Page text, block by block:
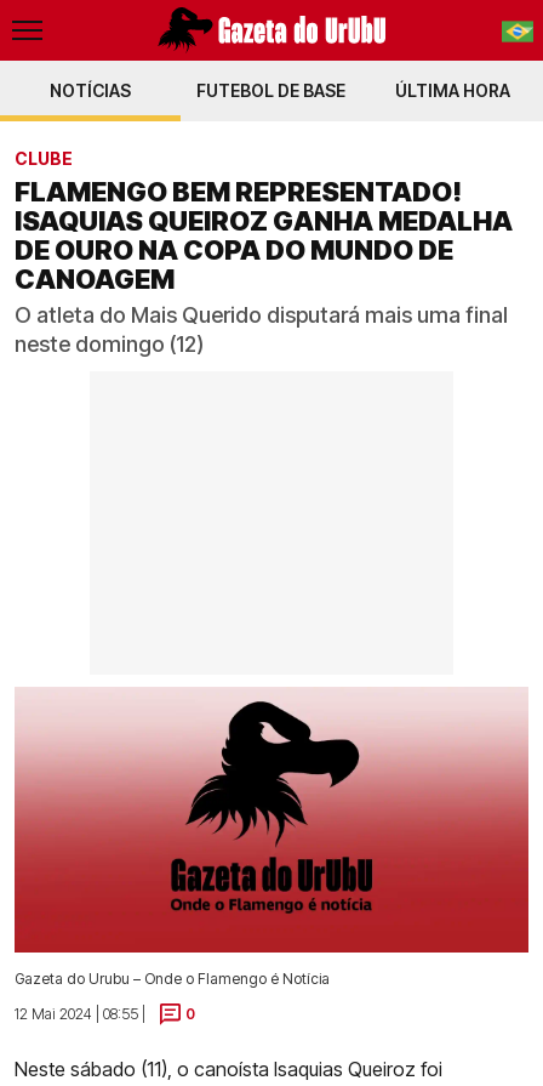
PT-BR
NOTÍCIAS FUTEBOL DE BASE ÚLTIMA HORA
CLUBE
FLAMENGO BEM REPRESENTADO!
ISAQUIAS QUEIROZ GANHA MEDALHA
DE OURO NA COPA DO MUNDO DE
CANOAGEM
O atleta do Mais Querido disputará mais uma final
neste domingo (12)
Gazeta do Urubu – Onde o Flamengo é Notícia
12 Mai 2024 | 08:55 |
0
Neste sábado (11), o canoísta Isaquias Queiroz foi